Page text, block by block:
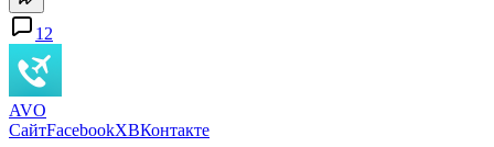
12
AVO
СайтFacebookXВКонтакте